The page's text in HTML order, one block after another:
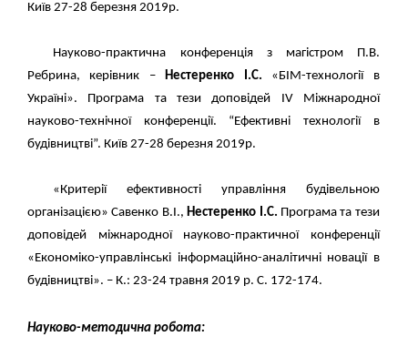
Київ 27-28 березня 2019р.
Науково-практична конференція з магістром П.В.
Ребрина, керівник –Нестеренко І.С. «БІМ-технології в
Україні». Програма та тези доповідей IV Міжнародної
науково-технічної конференції. “Ефективні технології в
будівництві”. Київ 27-28 березня 2019р.
«Критерії ефективності управління будівельною
організацією» Савенко В.І.,Нестеренко І.С. Програма та тези
доповідей міжнародної науково-практичної конференції
«Економіко-управлінські інформаційно-аналітичні новації в
будівництві». – К.: 23-24 травня 2019 р. С. 172-174.
Науково-методична робота: